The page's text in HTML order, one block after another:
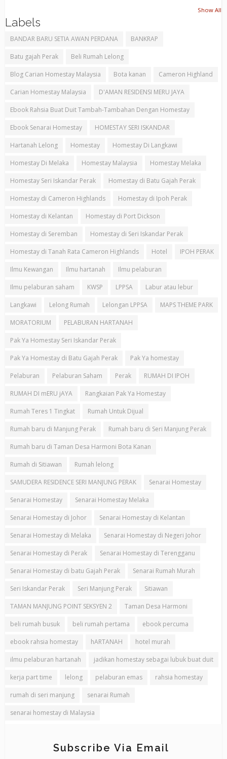
Show All
Labels
BANDAR BARU SETIA AWAN PERDANA BANKRAP
Batu gajah Perak Beli Rumah Lelong
Blog Carian Homestay Malaysia Bota kanan Cameron Highland
Carian Homestay Malaysia D'AMAN RESIDENSI MERU JAYA
Ebook Rahsia Buat Duit Tambah-Tambahan Dengan Homestay
Ebook Senarai Homestay HOMESTAY SERI ISKANDAR
Hartanah Lelong Homestay Homestay Di Langkawi
Homestay Di Melaka Homestay Malaysia Homestay Melaka
Homestay Seri Iskandar Perak Homestay di Batu Gajah Perak
Homestay di Cameron Highlands Homestay di Ipoh Perak
Homestay di Kelantan Homestay di Port Dickson
Homestay di Seremban Homestay di Seri Iskandar Perak
Homestay di Tanah Rata Cameron Highlands Hotel IPOH PERAK
Ilmu Kewangan Ilmu hartanah Ilmu pelaburan
Ilmu pelaburan saham KWSP LPPSA Labur atau lebur
Langkawi Lelong Rumah Lelongan LPPSA MAPS THEME PARK
MORATORIUM PELABURAN HARTANAH
Pak Ya Homestay Seri Iskandar Perak
Pak Ya Homestay di Batu Gajah Perak Pak Ya homestay
Pelaburan Pelaburan Saham Perak RUMAH DI IPOH
RUMAH DI mERU jAYA Rangkaian Pak Ya Homestay
Rumah Teres 1 Tingkat Rumah Untuk Dijual
Rumah baru di Manjung Perak Rumah baru di Seri Manjung Perak
Rumah baru di Taman Desa Harmoni Bota Kanan
Rumah di Sitiawan Rumah lelong
SAMUDERA RESIDENCE SERI MANJUNG PERAK Senarai Homestay
Senarai Homestay Senarai Homestay Melaka
Senarai Homestay di Johor Senarai Homestay di Kelantan
Senarai Homestay di Melaka Senarai Homestay di Negeri Johor
Senarai Homestay di Perak Senarai Homestay di Terengganu
Senarai Homestay di batu Gajah Perak Senarai Rumah Murah
Seri Iskandar Perak Seri Manjung Perak Sitiawan
TAMAN MANJUNG POINT SEKSYEN 2 Taman Desa Harmoni
beli rumah busuk beli rumah pertama ebook percuma
ebook rahsia homestay hARTANAH hotel murah
ilmu pelaburan hartanah jadikan homestay sebagai lubuk buat duit
kerja part time lelong pelaburan emas rahsia homestay
rumah di seri manjung senarai Rumah
senarai homestay di Malaysia
Subscribe Via Email